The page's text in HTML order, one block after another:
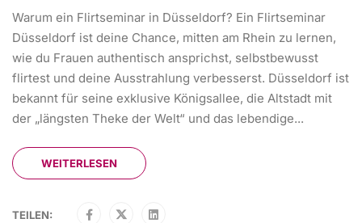
Warum ein Flirtseminar in Düsseldorf? Ein Flirtseminar
Düsseldorf ist deine Chance, mitten am Rhein zu lernen,
wie du Frauen authentisch ansprichst, selbstbewusst
flirtest und deine Ausstrahlung verbesserst. Düsseldorf ist
bekannt für seine exklusive Königsallee, die Altstadt mit
der „längsten Theke der Welt“ und das lebendige...
WEITERLESEN
TEILEN: